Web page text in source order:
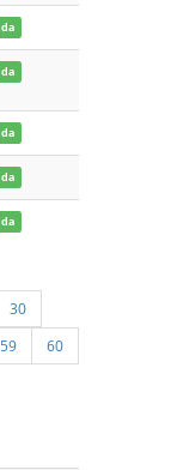
da
da
da
da
da
30
59
60